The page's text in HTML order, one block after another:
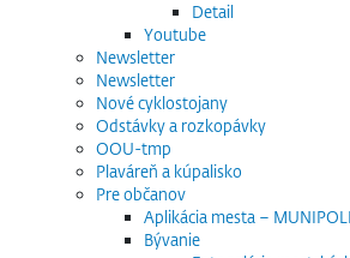
Detail
Youtube
Newsletter
Newsletter
Nové cyklostojany
Odstávky a rozkopávky
OOU-tmp
Plaváreň a kúpalisko
Pre občanov
Aplikácia mesta –
Bývanie